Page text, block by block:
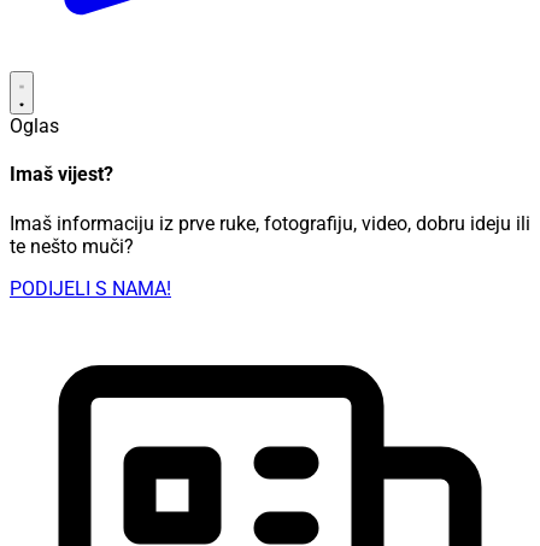
Oglas
Imaš vijest?
Imaš informaciju iz prve ruke, fotografiju, video, dobru ideju ili
te nešto muči?
PODIJELI S NAMA!